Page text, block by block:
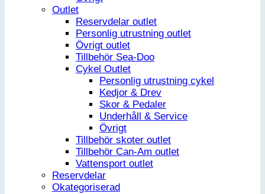
Outlet
Reservdelar outlet
Personlig utrustning outlet
Övrigt outlet
Tillbehör Sea-Doo
Cykel Outlet
Personlig utrustning cykel
Kedjor & Drev
Skor & Pedaler
Underhåll & Service
Övrigt
Tillbehör skoter outlet
Tillbehör Can-Am outlet
Vattensport outlet
Reservdelar
Okategoriserad